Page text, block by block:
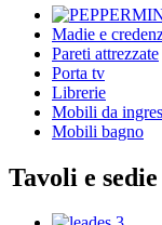
Madie e
Pareti attrezzate
Porta tv
Librerie
Mobili da
Mobili bagno
Tavoli e sedie